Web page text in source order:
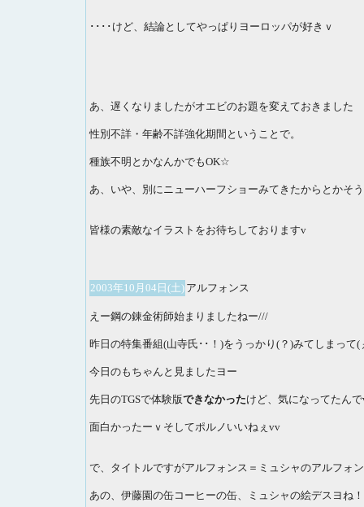
････けど、結論としてやっぱりヨーロッパが好きｖ
あ、遅くなりましたがオエビのお題を変えておきました
性別不詳・年齢不詳強化期間ということで。
種族不明とかなんかでもOK☆
あ、いや、別にニューハーフショーみてきたからとかそ
皆様の素敵なイラストをお待ちしておりますv
2003年10月04日(土) アルフォンス
えー鋼の錬金術師始まりましたねー///
昨日の特集番組(山寺氏･･！)をうっかり(？)みてしまって(
今日のもちゃんと見ましたヨー
先日のTGSで体験版できなかったけど、気になってたん
面白かったーｖそしてポルノいいねぇvv
で、タイトルですがアルフォンス＝ミュシャのアルフォ
あの、伊藤園の缶コーヒーの缶、ミュシャの絵デスヨね